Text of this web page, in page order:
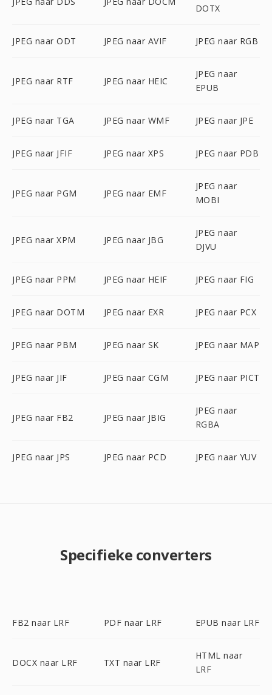
DOTX
JPEG naar ODT JPEG naar AVIF JPEG naar RGB
JPEG naar RTF JPEG naar HEIC
JPEG naar
EPUB
JPEG naar TGA JPEG naar WMF JPEG naar JPE
JPEG naar JFIF JPEG naar XPS JPEG naar PDB
JPEG naar PGM JPEG naar EMF
JPEG naar
MOBI
JPEG naar XPM JPEG naar JBG
JPEG naar
DJVU
JPEG naar PPM JPEG naar HEIF JPEG naar FIG
JPEG naar DOTM JPEG naar EXR JPEG naar PCX
JPEG naar PBM JPEG naar SK JPEG naar MAP
JPEG naar JIF JPEG naar CGM JPEG naar PICT
JPEG naar FB2 JPEG naar JBIG
JPEG naar
RGBA
JPEG naar JPS JPEG naar PCD JPEG naar YUV
Specifieke converters
FB2 naar LRF PDF naar LRF EPUB naar LRF
DOCX naar LRF TXT naar LRF
HTML naar
LRF